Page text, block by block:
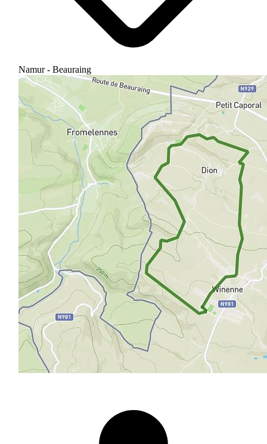
Namur - Beauraing